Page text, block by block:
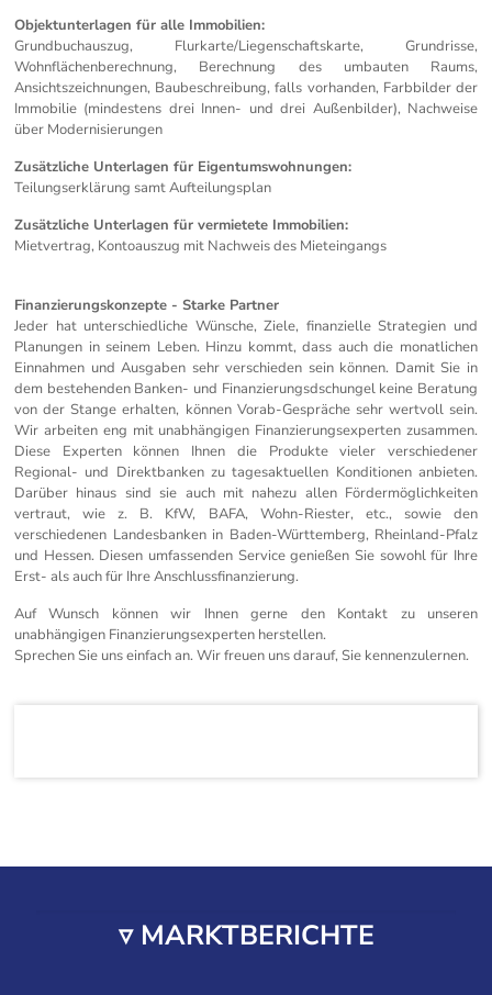
Objektunterlagen für alle Immobilien:
Grundbuchauszug, Flurkarte/Liegenschaftskarte, Grundrisse,
Wohnflächenberechnung, Berechnung des umbauten Raums,
Ansichtszeichnungen, Baubeschreibung, falls vorhanden, Farbbilder der
Immobilie (mindestens drei Innen- und drei Außenbilder), Nachweise
über Modernisierungen
Zusätzliche Unterlagen für Eigentumswohnungen:
Teilungserklärung samt Aufteilungsplan
Zusätzliche Unterlagen für vermietete Immobilien:
Mietvertrag, Kontoauszug mit Nachweis des Mieteingangs
Finanzierungskonzepte - Starke Partner
Jeder hat unterschiedliche Wünsche, Ziele, finanzielle Strategien und
Planungen in seinem Leben. Hinzu kommt, dass auch die monatlichen
Einnahmen und Ausgaben sehr verschieden sein können. Damit Sie in
dem bestehenden Banken- und Finanzierungsdschungel keine Beratung
von der Stange erhalten, können Vorab-Gespräche sehr wertvoll sein.
Wir arbeiten eng mit unabhängigen Finanzierungsexperten zusammen.
Diese Experten können Ihnen die Produkte vieler verschiedener
Regional- und Direktbanken zu tagesaktuellen Konditionen anbieten.
Darüber hinaus sind sie auch mit nahezu allen Fördermöglichkeiten
vertraut, wie z. B. KfW, BAFA, Wohn-Riester, etc., sowie den
verschiedenen Landesbanken in Baden-Württemberg, Rheinland-Pfalz
und Hessen. Diesen umfassenden Service genießen Sie sowohl für Ihre
Erst- als auch für Ihre Anschlussfinanzierung.
Auf Wunsch können wir Ihnen gerne den Kontakt zu unseren
unabhängigen Finanzierungsexperten herstellen.
Sprechen Sie uns einfach an. Wir freuen uns darauf, Sie kennenzulernen.
▿ MARKTBERICHTE